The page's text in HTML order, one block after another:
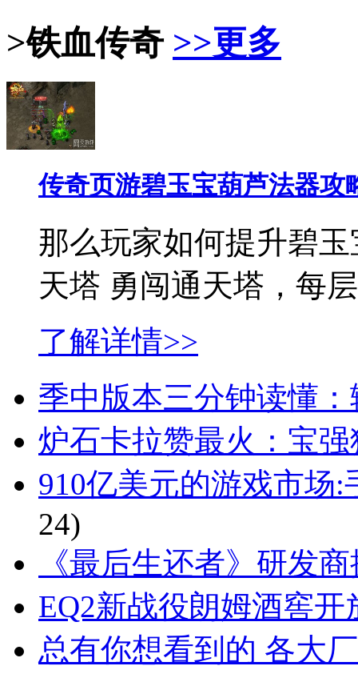
>铁血传奇 >>更多
传奇页游碧玉宝葫芦法器攻
那么玩家如何提升碧
天塔 勇闯通天塔，每
了解详情>>
季中版本三分钟读懂
炉石卡拉赞最火：宝
910亿美元的游戏市场
24)
《最后生还者》研发
EQ2新战役朗姆酒窖
总有你想看到的 各大